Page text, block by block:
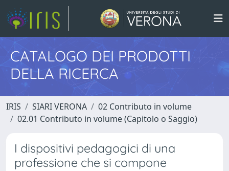
CATALOGO DEI PRODOTTI
DELLA RICERCA
IRIS SIARI VERONA
02 Contributo in volume
02.01 Contributo in volume (Capitolo o Saggio)
I dispositivi pedagogici di una
professione che si compone